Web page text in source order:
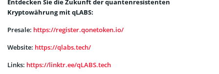
Entdecken Sie die Zukunft der quantenresistenten
Kryptowährung mit qLABS:
Presale: https://register.qonetoken.io/
Website: https://qlabs.tech/
Links: https://linktr.ee/qLABS.tech